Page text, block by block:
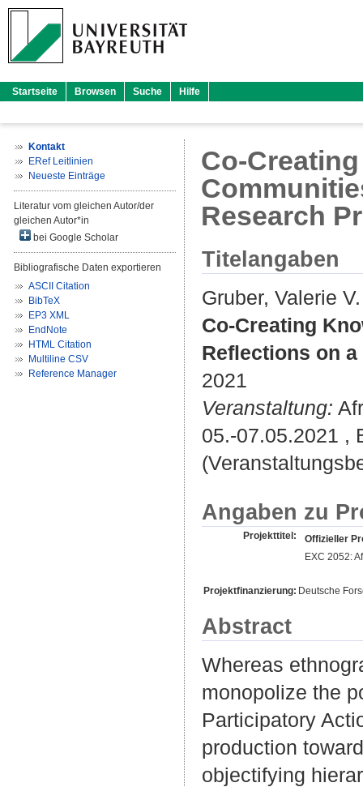
Startseite Browsen Suche Hilfe
Kontakt
ERef Leitlinien
Neueste Einträge
Literatur vom gleichen Autor/der
gleichen Autor*in
bei Google Scholar
Bibliografische Daten exportieren
ASCII Citation
BibTeX
EP3 XML
EndNote
HTML Citation
Multiline CSV
Reference Manager
Co-
Research
Titelangaben
Gruber, Valerie
Co-Creating
Reflections on
2021
Veranstaltung:
05.-07.05.2021 ,
Angaben zu
Projekttitel:
Offizieller
EXC 2052:
Projektfinanzierung: Deutsche
Abstract
Whereas
monopolize the
Participatory
production
objectifying